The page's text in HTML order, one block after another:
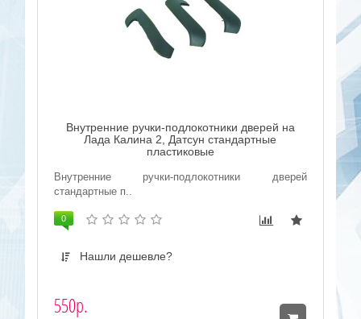
Внутренние ручки-подлокотники дверей на
Лада Калина 2, Датсун стандартные
пластиковые
Внутренние ручки-подлокотники дверей
стандартные п..
0
Нашли дешевле?
550р.